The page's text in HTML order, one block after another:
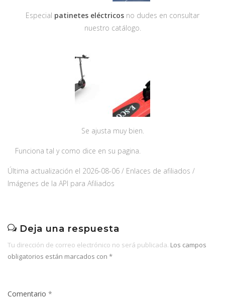
Especial patinetes eléctricos no dudes en consultar
nuestro catálogo.
Se ajusta muy bien.
Funciona tal y como dice en su pagina.
Última actualización el 2026-08-06 / Enlaces de afiliados /
Imágenes de la API para Afiliados
Deja una respuesta
Tu dirección de correo electrónico no será publicada. Los campos
obligatorios están marcados con *
Comentario *